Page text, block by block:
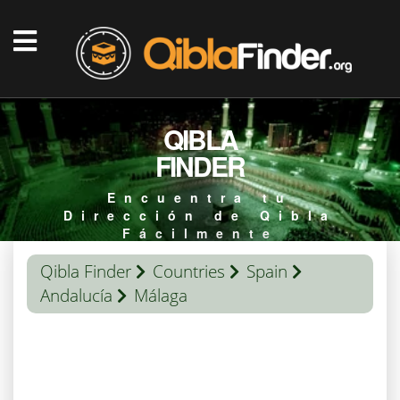
QIBLA
FINDER
Encuentra tu
Dirección de Qibla
Fácilmente
Qibla Finder Countries
Spain
Andalucía
Málaga